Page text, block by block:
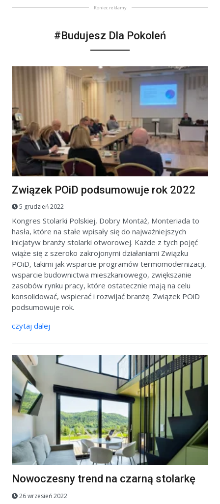
Koniec reklamy
#Budujesz Dla Pokoleń
Związek POiD podsumowuje rok 2022
5 grudzień 2022
Kongres Stolarki Polskiej, Dobry Montaż, Monteriada to
hasła, które na stałe wpisały się do najważniejszych
inicjatyw branży stolarki otworowej. Każde z tych pojęć
wiąże się z szeroko zakrojonymi działaniami Związku
POiD, takimi jak wsparcie programów termomodernizacji,
wsparcie budownictwa mieszkaniowego, zwiększanie
zasobów rynku pracy, które ostatecznie mają na celu
konsolidować, wspierać i rozwijać branżę. Związek POiD
podsumowuje rok.
czytaj dalej
Nowoczesny trend na czarną stolarkę
26 wrzesień 2022